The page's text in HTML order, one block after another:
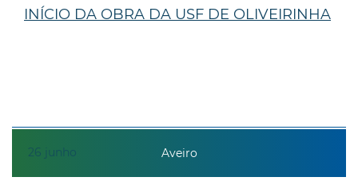
26 junho
INÍCIO DA OBRA DA USF DE OLIVEIRINHA
Aveiro